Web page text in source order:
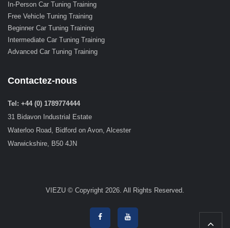
In-Person Car Tuning Training
Free Vehicle Tuning Training
Beginner Car Tuning Training
Intermediate Car Tuning Training
Advanced Car Tuning Training
Contactez-nous
Tel: +44 (0) 1789774444
31 Bidavon Industrial Estate
Waterloo Road, Bidford on Avon, Alcester
Warwickshire, B50 4JN
VIEZU © Copyright 2026. All Rights Reserved.